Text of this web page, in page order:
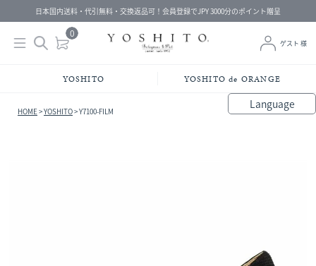
日本国内送料・代引無料・交換返品可！会員登録でJPY 3000分のポイント贈呈
0
ゲスト 様
YOSHITO YOSHITO de ORANGE
Language
HOME YOSHITO Y7100-FILM